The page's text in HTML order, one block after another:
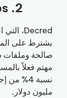
2. Airdrops مع KYC: Decred
يشترط على
صالحة وملفات
مليون دولار.